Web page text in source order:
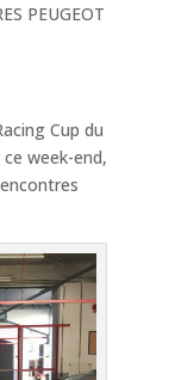
PEUGEOT
Cup du
week-end,